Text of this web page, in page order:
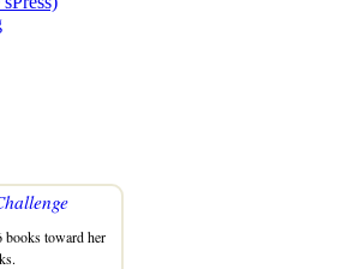
books toward her